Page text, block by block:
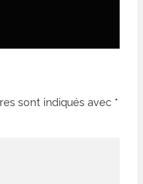
sont indiqués avec *